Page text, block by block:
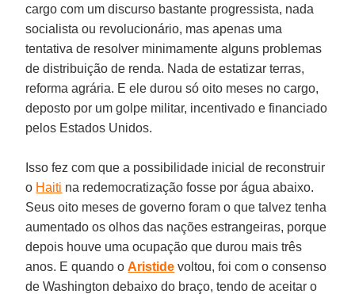
cargo com um discurso bastante progressista, nada
socialista ou revolucionário, mas apenas uma
tentativa de resolver minimamente alguns problemas
de distribuição de renda. Nada de estatizar terras,
reforma agrária. E ele durou só oito meses no cargo,
deposto por um golpe militar, incentivado e financiado
pelos Estados Unidos.
Isso fez com que a possibilidade inicial de reconstruir
o Haiti na redemocratização fosse por água abaixo.
Seus oito meses de governo foram o que talvez tenha
aumentado os olhos das nações estrangeiras, porque
depois houve uma ocupação que durou mais três
anos. E quando oAristide voltou, foi com o consenso
de Washington debaixo do braço, tendo de aceitar o